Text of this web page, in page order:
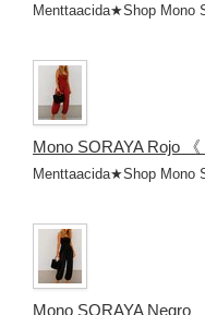
Menttaacida★Shop Mono
Mono SORAYA Rojo 《
Menttaacida★Shop Mono
Mono SORAYA Negro